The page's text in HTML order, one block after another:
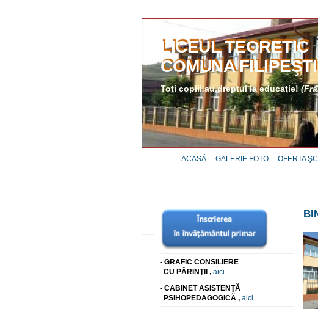
LICEUL TEORETIC
COMUNA
Toţi copiii au dreptul la educaţie!
ACASĂ GALERIE FOTO OFERTA
- GRAFIC CONSILIERE
CU PĂRINŢII , aici
- CABINET ASISTENŢĂ
PSIHOPEDAGOGICĂ , aici